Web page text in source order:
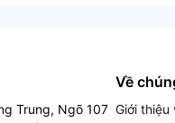
Trung, Ngõ 107
Về
Giới